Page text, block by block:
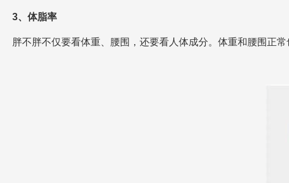
3、体脂率
胖不胖不仅要看体重、腰围，还要看人体成分。体重和腰围正